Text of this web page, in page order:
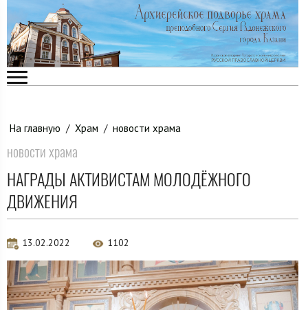
На главную / Храм / новости храма
новости храма
НАГРАДЫ АКТИВИСТАМ МОЛОДЁЖНОГО
ДВИЖЕНИЯ
13.02.2022 1102